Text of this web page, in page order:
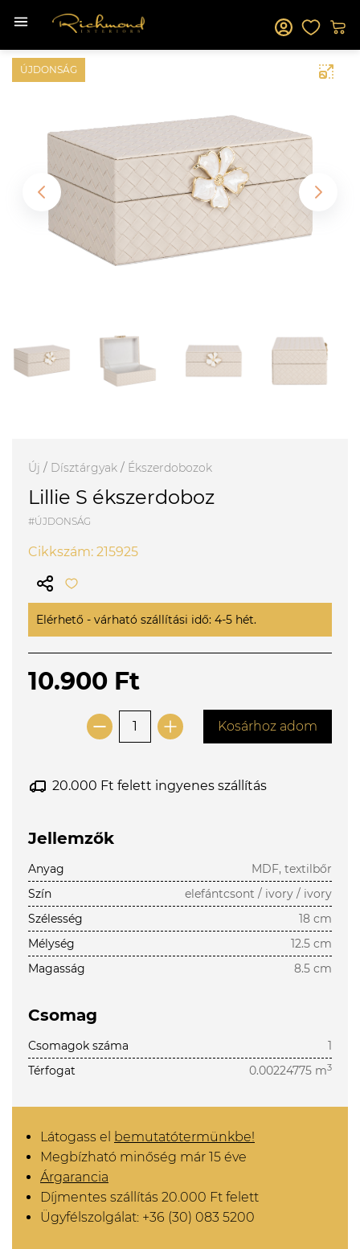
ÚJDONSÁG
Új / Dísztárgyak / Ékszerdobozok
Lillie S ékszerdoboz
#ÚJDONSÁG
Cikkszám: 215925
Elérhető - várható szállítási idő: 4-5 hét.
10.900 Ft
Kosárhoz adom
20.000 Ft felett ingyenes szállítás
Jellemzők
Anyag
MDF, textilbőr
Szín
elefántcsont / ivory / ivory
Szélesség
18 cm
Mélység
12.5 cm
Magasság
8.5 cm
Csomag
Csomagok száma
1
Térfogat
0.00224775 m3
Látogass el bemutatótermünkbe!
Megbízható minőség már 15 éve
Árgarancia
Díjmentes szállítás 20.000 Ft felett
Ügyfélszolgálat: +36 (30) 083 5200